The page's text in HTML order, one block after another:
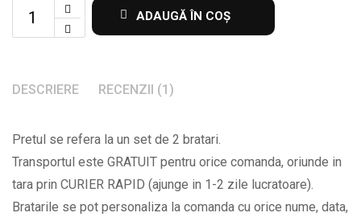
Set
pentru
cu
numele
lor
si
ADAUGĂ ÎN COȘ
DESCRIERE RECENZII (1)
Pretul se refera la un set de 2 bratari.
Transportul este GRATUIT pentru orice comanda, oriunde in
tara prin CURIER RAPID (ajunge in 1-2 zile lucratoare).
Bratarile se pot personaliza la comanda cu orice nume, data,